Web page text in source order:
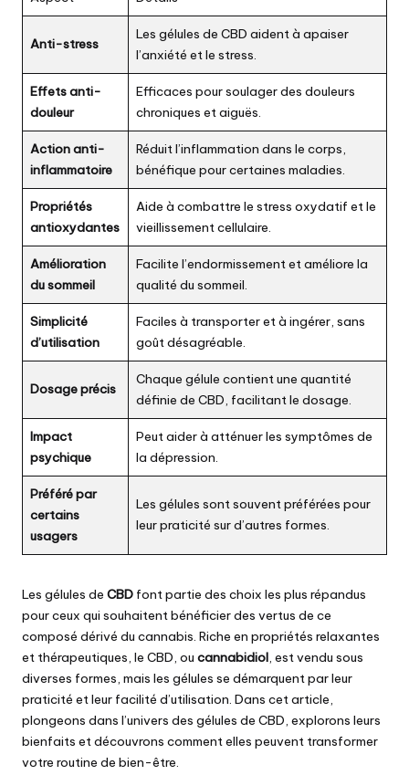
Anti-stress
Les gélules de CBD aident à apaiser
l’anxiété et le stress.
Effets anti-
douleur
Efficaces pour soulager des douleurs
chroniques et aiguës.
Action anti-
inflammatoire
Réduit l’inflammation dans le corps,
bénéfique pour certaines maladies.
Propriétés
antioxydantes
Aide à combattre le stress oxydatif et le
vieillissement cellulaire.
Amélioration
du sommeil
Facilite l’endormissement et améliore la
qualité du sommeil.
Simplicité
d’utilisation
Faciles à transporter et à ingérer, sans
goût désagréable.
Dosage précis
Chaque gélule contient une quantité
définie de CBD, facilitant le dosage.
Impact
psychique
Peut aider à atténuer les symptômes de
la dépression.
Préféré par
certains
usagers
Les gélules sont souvent préférées pour
leur praticité sur d’autres formes.
Les gélules de CBD font partie des choix les plus répandus
pour ceux qui souhaitent bénéficier des vertus de ce
composé dérivé du cannabis. Riche en propriétés relaxantes
et thérapeutiques, le CBD, ou cannabidiol, est vendu sous
diverses formes, mais les gélules se démarquent par leur
praticité et leur facilité d’utilisation. Dans cet article,
plongeons dans l’univers des gélules de CBD, explorons leurs
bienfaits et découvrons comment elles peuvent transformer
votre routine de bien-être.